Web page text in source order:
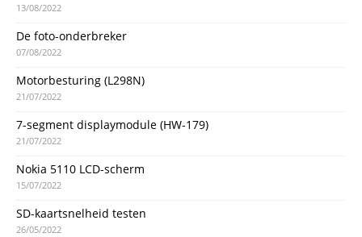
13/08/2022
De foto-onderbreker
07/08/2022
Motorbesturing (L298N)
21/07/2022
7-segment displaymodule (HW-179)
21/07/2022
Nokia 5110 LCD-scherm
15/07/2022
SD-kaartsnelheid testen
26/05/2022